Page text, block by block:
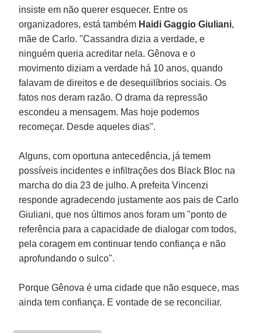
insiste em não querer esquecer. Entre os
organizadores, está também Haidi Gaggio Giuliani,
mãe de Carlo. "Cassandra dizia a verdade, e
ninguém queria acreditar nela. Gênova e o
movimento diziam a verdade há 10 anos, quando
falavam de direitos e de desequilíbrios sociais. Os
fatos nos deram razão. O drama da repressão
escondeu a mensagem. Mas hoje podemos
recomeçar. Desde aqueles dias".
Alguns, com oportuna antecedência, já temem
possíveis incidentes e infiltrações dos Black Bloc na
marcha do dia 23 de julho. A prefeita Vincenzi
responde agradecendo justamente aos pais de Carlo
Giuliani, que nos últimos anos foram um "ponto de
referência para a capacidade de dialogar com todos,
pela coragem em continuar tendo confiança e não
aprofundando o sulco".
Porque Gênova é uma cidade que não esquece, mas
ainda tem confiança. E vontade de se reconciliar.